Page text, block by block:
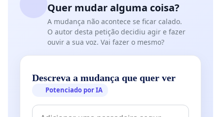
Quer mudar alguma coisa?
A mudança não acontece se ficar calado.
O autor desta petição decidiu agir e fazer
ouvir a sua voz. Vai fazer o mesmo?
Descreva a mudança que quer ver
Potenciado por IA